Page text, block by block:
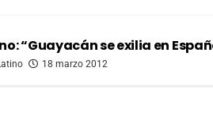
“Guayacán se exilia en
18 marzo 2012